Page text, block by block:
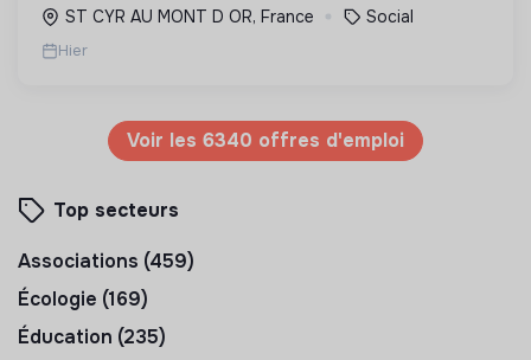
ST CYR AU MONT D OR, France
Social
Hier
Voir les 6340 offres d'emploi
Top secteurs
Associations (459)
Écologie (169)
Éducation (235)